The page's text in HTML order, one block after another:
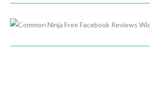
Free Facebook Reviews